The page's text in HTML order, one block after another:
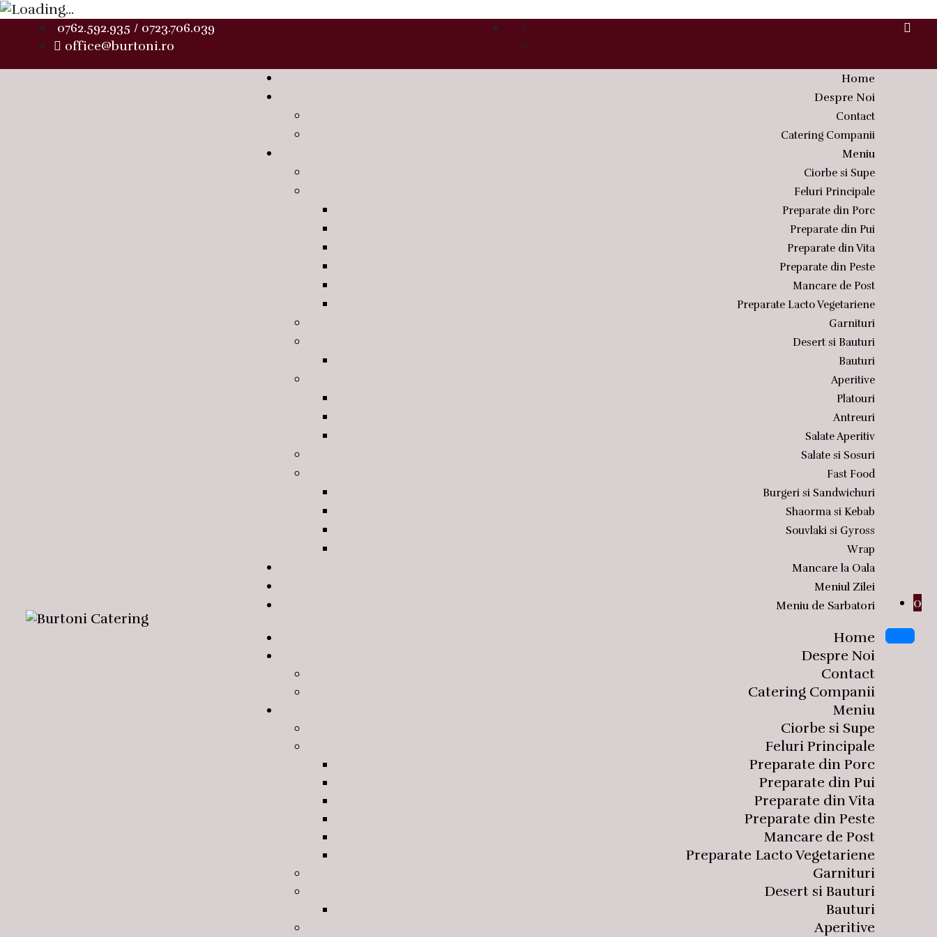
0762.592.935 / 0723.706.039
office@burtoni.ro
Home
Despre Noi
Contact
Catering Companii
Meniu
Ciorbe si Supe
Feluri Principale
Preparate din Porc
Preparate din Pui
Preparate din Vita
Preparate din Peste
Mancare de Post
Preparate Lacto Vegetariene
Garnituri
Desert si Bauturi
Bauturi
Aperitive
Platouri
Antreuri
Salate Aperitiv
Salate si Sosuri
Fast Food
Burgeri si Sandwichuri
Shaorma si Kebab
Souvlaki si Gyross
Wrap
Mancare la Oala
Meniul Zilei
Meniu de Sarbatori
Home
Despre Noi
Contact
Catering Companii
Meniu
Ciorbe si Supe
Feluri Principale
Preparate din Porc
Preparate din Pui
Preparate din Vita
Preparate din Peste
Mancare de Post
Preparate Lacto Vegetariene
Garnituri
Desert si Bauturi
Bauturi
Aperitive
0